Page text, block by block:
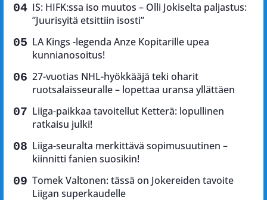
IS: HIFK:ssa iso muutos – Olli Jokiselta paljastus:
”Juurisyitä etsittiin isosti”
LA Kings -legenda Anze Kopitarille upea
kunnianosoitus!
27-vuotias NHL-hyökkääjä teki oharit
ruotsalaisseuralle – lopettaa uransa yllättäen
Liiga-paikkaa tavoitellut Ketterä: lopullinen
ratkaisu julki!
Liiga-seuralta merkittävä sopimusuutinen –
kiinnitti fanien suosikin!
Tomek Valtonen: tässä on Jokereiden tavoite
Liigan superkaudelle